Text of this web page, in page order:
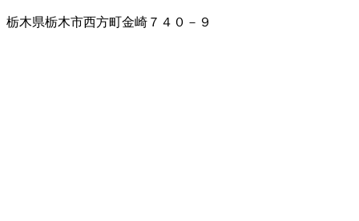
栃木県栃木市西方町金崎７４０－９